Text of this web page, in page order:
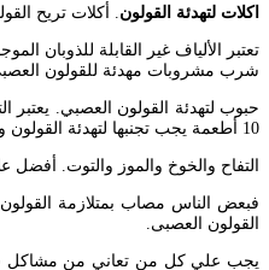
اكلات لتهدئة القولون . أكلات تريح
تعتبر الألياف غير القابلة
شرب مشروبات مهدئة للقولون
حبوب لتهدئة القولون العصبي.
10 أطعمة يجب تجنبها لتهدئة القولون والتشنجات المرافقة له وهي.
التفاح والخوخ والموز والتوت. أفضل
فبعض الناس مصاب بمتلازمة
القولون العصبى.